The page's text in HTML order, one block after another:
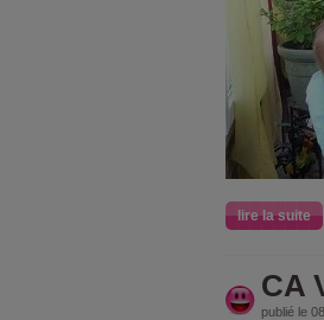
lire la suite
CA
publié le